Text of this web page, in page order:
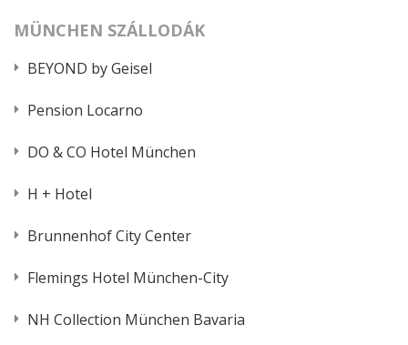
MÜNCHEN SZÁLLODÁK
BEYOND by Geisel
Pension Locarno
DO & CO Hotel München
H + Hotel
Brunnenhof City Center
Flemings Hotel München-City
NH Collection München Bavaria